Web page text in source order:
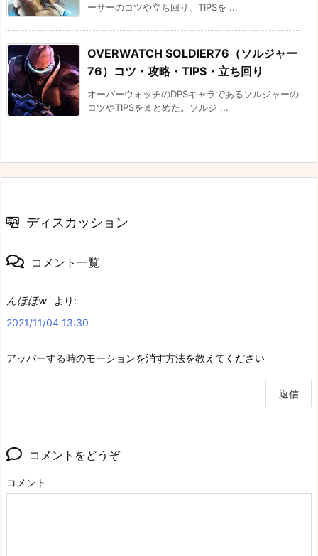
ーサーのコツや立ち回り、TIPSを ...
OVERWATCH SOLDIER76（ソルジャー
76）コツ・攻略・TIPS・立ち回り
オーバーウォッチのDPSキャラであるソルジャーの
コツやTIPSをまとめた。ソルジ ...
ディスカッション
コメント一覧
んほほw
より:
2021/11/04 13:30
アッパーする時のモーションを消す方法を教えてください
返信
コメントをどうぞ
コメント